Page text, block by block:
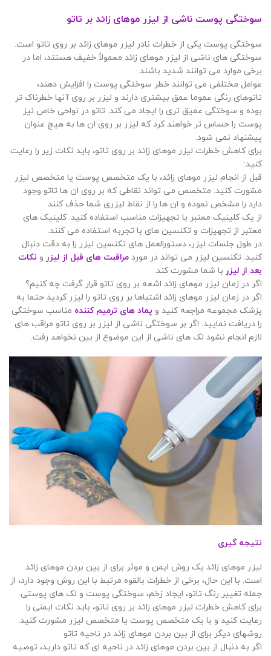
سوختگی پوست ناشی از لیزر موهای زائد بر تاتو
سوختگی پوست یکی از خطرات نادر لیزر موهای زائد بر روی تاتو است.
سوختگی های ناشی از لیزر موهای زائد معمولاً خفیف هستند، اما در
برخی موارد می توانند شدید باشند.
عوامل مختلفی می توانند خطر سوختگی پوست را افزایش دهند،
تاتوهای رنگی عموما عمق بیشتری دارند و لیزر بر روی آنها خطرناک تر
بوده و سوختگی عمیق تری را ایجاد می کند. تاتو در نواحی خاص نیز
پوست را حساس تر خواهند کرد که لیزر بر روی ان ها به هیچ عنوان
پیشنهاد نمی شود.
برای کاهش خطرات لیزر موهای زائد بر روی تاتو، باید نکات زیر را رعایت
کنید:
قبل از انجام لیزر موهای زائد، با یک متخصص پوست یا متخصص لیزر
مشورت کنید. متخصص می تواند نقاطی که بر روی ان ها تاتو وجود
دارد را مشخص نموده و ان ها را از نقاط لیزری شما حذف کنند.
از یک کلینیک معتبر با تجهیزات مناسب استفاده کنید. کلینیک های
معتبر از تجهیزات و تکنسین های با تجربه استفاده می کنند.
در طول جلسات لیزر، دستورالعمل های تکنسین لیزر را به دقت دنبال
کنید. تکنسین لیزر می تواند در مورد مراقبت های قبل از لیزر و نکات
بعد از لیزر با شما مشورت کند.
اگر در زمان لیزر موهای زائد اشعه بر روی تاتو قرار گرفت چه کنیم؟
اگر در زمان لیزر موهای زائد اشتباها بر روی تاتو را لیزر کردید حتما به
پزشک مجموعه مراجعه کنید و پماد های ترمیم کننده مناسب سوختگی
را دریافت نمایید. اگر بر سوختگی ناشی از لیزر بر روی تاتو مراقب های
لازم انجام نشود لک های ناشی از این موضوع از بین نخواهد رفت.
نتیجه گیری
لیزر موهای زائد یک روش ایمن و موثر برای از بین بردن موهای زائد
است. با این حال، برخی از خطرات بالقوه مرتبط با این روش وجود دارد، از
جمله تغییر رنگ تاتو، ایجاد زخم، سوختگی پوست و لک های پوستی.
برای کاهش خطرات لیزر موهای زائد بر روی تاتو، باید نکات ایمنی را
رعایت کنید و با یک متخصص پوست یا متخصص لیزر مشورت کنید.
روشهای دیگر برای از بین بردن موهای زائد در ناحیه تاتو
اگر به دنبال از بین بردن موهای زائد در ناحیه ای که تاتو دارید، توصیه